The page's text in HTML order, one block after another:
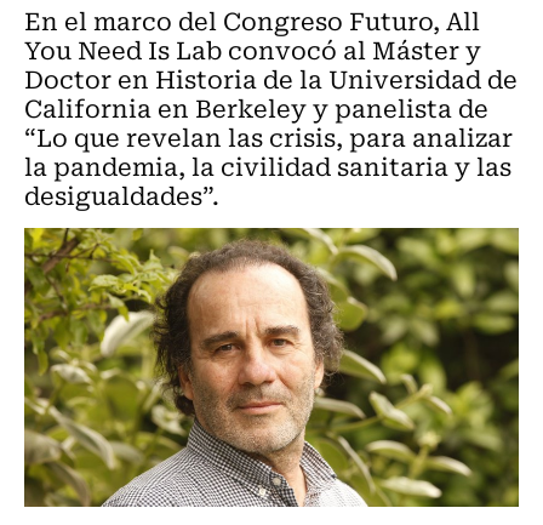
En el marco del Congreso Futuro, All
You Need Is Lab convocó al Máster y
Doctor en Historia de la Universidad de
California en Berkeley y panelista de
“Lo que revelan las crisis, para analizar
la pandemia, la civilidad sanitaria y las
desigualdades”.